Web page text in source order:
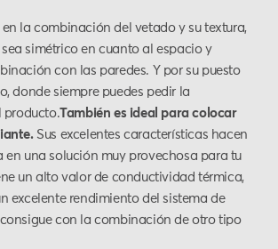
en la combinación del vetado y su textura,
simétrico en cuanto al espacio y
con las paredes. Y por su puesto
donde siempre puedes pedir la
producto.También es ideal para colocar
Sus excelentes características hacen
en una solución muy provechosa para tu
un alto valor de conductividad térmica,
excelente rendimiento del sistema de
con la combinación de otro tipo